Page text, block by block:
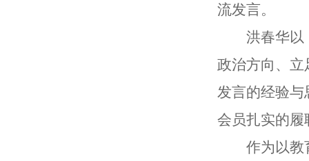
流发言。
洪春华以
政治方向、立
发言的经验
会员扎实的履
作为以教